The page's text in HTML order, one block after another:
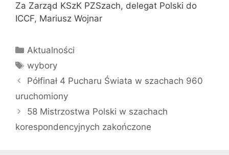
Za Zarząd KSzK PZSzach, delegat Polski do
ICCF, Mariusz Wojnar
Kategorie
Aktualności
Tagi
wybory
Półfinał 4 Pucharu Świata w szachach 960
uruchomiony
58 Mistrzostwa Polski w szachach
korespondencyjnych zakończone